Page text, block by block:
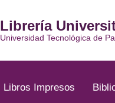
Librería
Universidad Tecnológica de
Libros Impresos